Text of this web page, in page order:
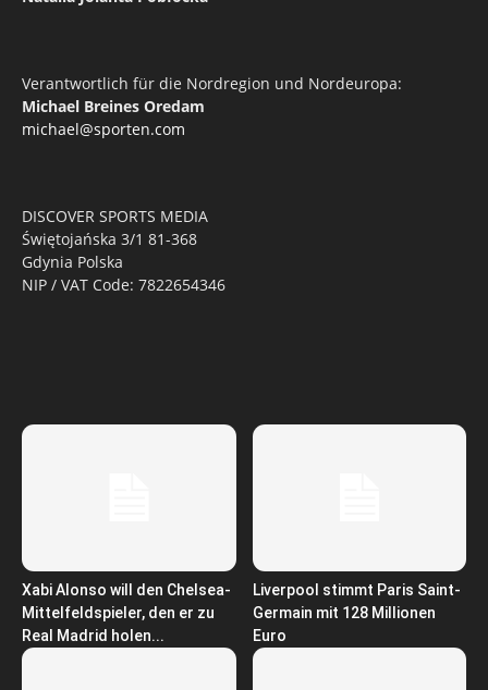
Verantwortlich für die Nordregion und Nordeuropa:
Michael Breines Oredam
michael@sporten.com
DISCOVER SPORTS MEDIA
Świętojańska 3/1 81-368
Gdynia Polska
NIP / VAT Code: 7822654346
Xabi Alonso will den Chelsea-
Mittelfeldspieler, den er zu
Real Madrid holen...
Liverpool stimmt Paris Saint-
Germain mit 128 Millionen
Euro